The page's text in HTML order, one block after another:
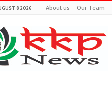
8 2026 About us Our Team